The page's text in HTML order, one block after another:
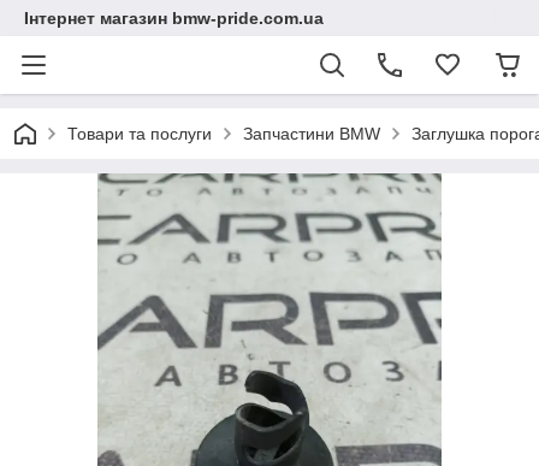
Інтернет магазин bmw-pride.com.ua
Товари та послуги Запчастини BMW Заглушка